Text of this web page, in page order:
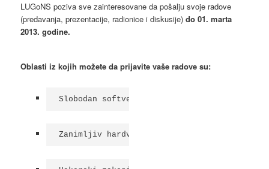
LUGoNS poziva sve zainteresovane da pošalju svoje radove
(predavanja, prezentacije, radionice i diskusije)do 01. marta
2013. godine.
Oblasti iz kojih možete da prijavite vaše radove su:
Slobodan softver
Zanimljiv hardver